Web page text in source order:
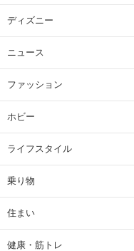
ディズニー
ニュース
ファッション
ホビー
ライフスタイル
乗り物
住まい
健康・筋トレ